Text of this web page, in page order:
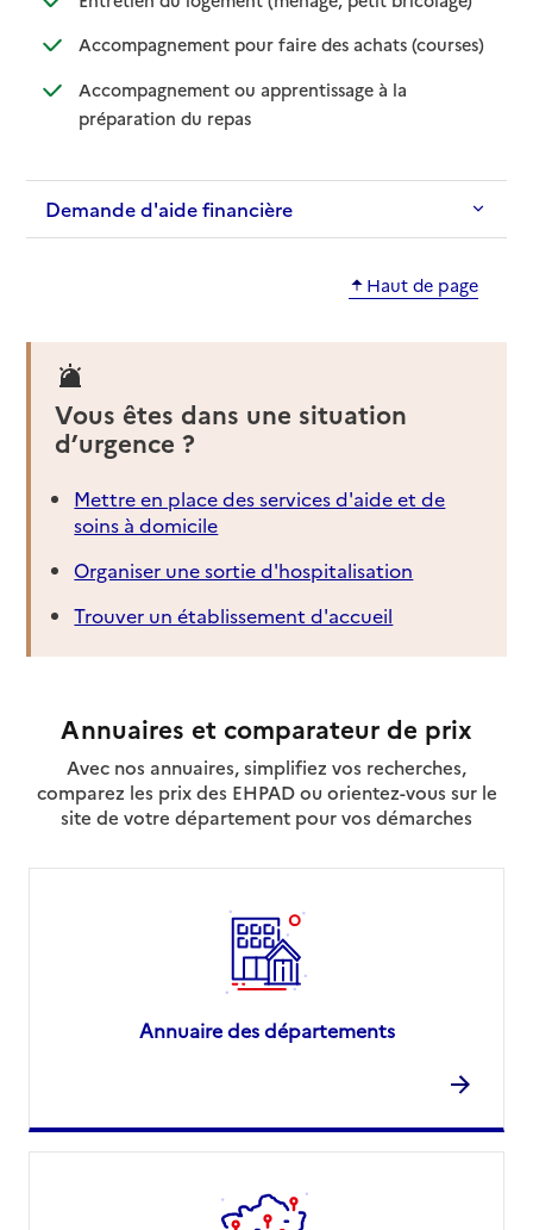
Accompagnement pour faire des achats (courses)
:
: non
Accompagnement ou apprentissage à la
préparation du repas: disponible
: non disponible
Demande d'aide financière
Haut de page
Vous êtes dans une situation
d’urgence ?
Mettre en place des services d'aide et de
soins à domicile
Organiser une sortie d'hospitalisation
Trouver un établissement d'accueil
Annuaires et comparateur de prix
Avec nos annuaires, simplifiez vos recherches,
comparez les prix des EHPAD ou orientez-vous sur le
site de votre département pour vos démarches
Annuaire des départements